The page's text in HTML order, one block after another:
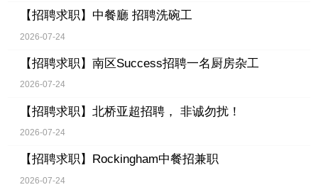
【招聘求职】 中餐廳 招聘洗碗工
2026-07-24
【招聘求职】 南区Success招聘一名厨房杂工
2026-07-24
【招聘求职】 北桥亚超招聘， 非诚勿扰！
2026-07-24
【招聘求职】 Rockingham中餐招兼职
2026-07-24